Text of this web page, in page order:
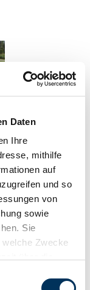
Daten
Ihre
mithilfe
auf
und so
von
sowie
Sie
Zwecke
2000